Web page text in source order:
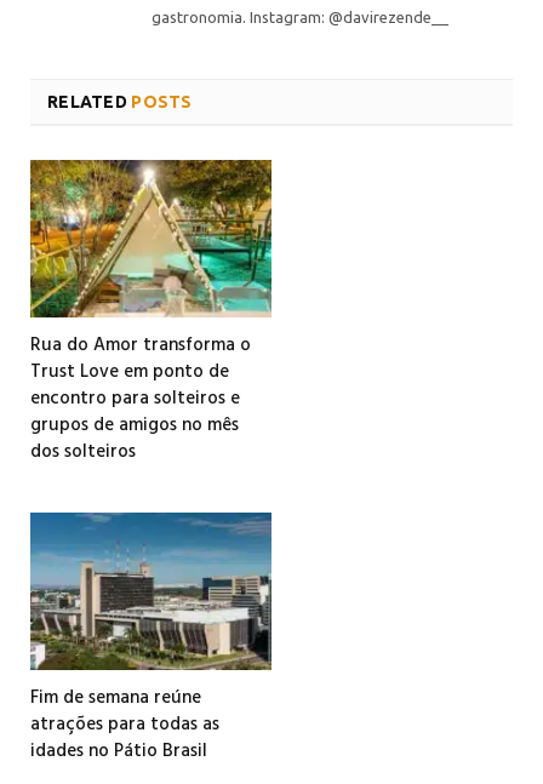
gastronomia. Instagram: @davirezende__
RELATED POSTS
Rua do Amor transforma o
Trust Love em ponto de
encontro para solteiros e
grupos de amigos no mês
dos solteiros
Fim de semana reúne
atrações para todas as
idades no Pátio Brasil